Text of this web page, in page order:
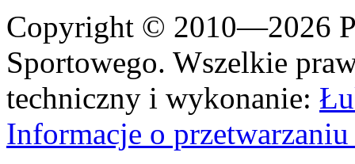
Copyright © 2010—2026
Sportowego. Wszelkie
techniczny i wykonanie:
Informacje o